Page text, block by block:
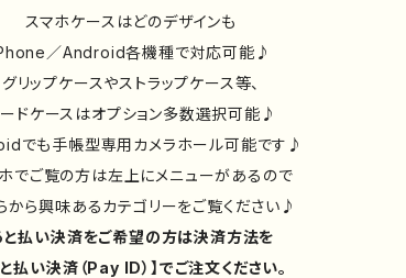
スマホケースはどのデザインも
／Android各機種で対応可能♪
グリップケースやストラップケース等、
ドケースはオプション多数選択可能♪
でも手帳型専用カメラホール可能です♪
でご覧の方は左上にメニューがあるので
から興味あるカテゴリーをご覧ください♪
と払い決済をご希望の方は決済方法を
と払い決済（Pay ID）】でご注文ください。